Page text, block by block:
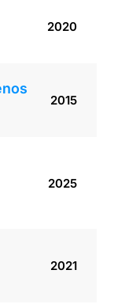
2020
2015
2025
2021